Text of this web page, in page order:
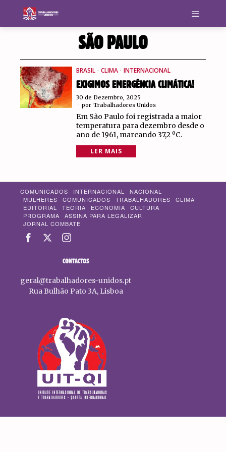
SÃO PAULO
BRASIL · CLIMA · INTERNACIONAL
EXIGIMOS EMERGÊNCIA CLIMÁTICA!
30 de Dezembro, 2025
por Trabalhadores Unidos
Em São Paulo foi registrada a maior
temperatura para dezembro desde o
ano de 1961, marcando 37,2 ºC.
LER MAIS
COMUNICADOS INTERNACIONAL
NACIONAL
MULHERES
COMUNICADOS TRABALHADORES
CLIMA
EDITORIAL
TEORIA ECONOMIA
CULTURA
PROGRAMA
ASSINA PARA LEGALIZAR
JORNAL COMBATE
CONTACTOS
geral@trabalhadores-unidos.pt
Rua Bulhão Pato 3A, Lisboa